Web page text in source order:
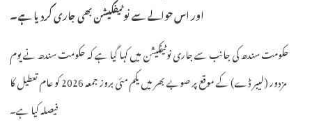
اور اس حوالے سے نوٹیفکیشن بھی جاری کردیا ہے۔
حکومت سندھ کی جانب سے جاری نوٹیفکیشن میں کہا گیا ہے کہ حکومت سندھ نے یوم
مزدور (لیبر ڈے) کے موقع پر صوبے بھر میں یکم مئی بروز جمعہ 2026 کو عام تعطیل کا
فیصلہ کیا ہے۔